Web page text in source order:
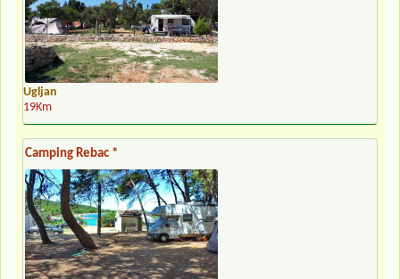
Ugljan
19Km
Camping Rebac *